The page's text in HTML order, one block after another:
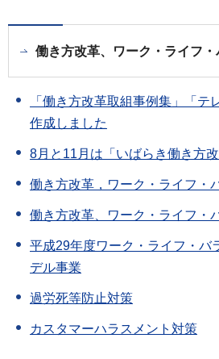
働き方改革、ワーク・ライフ
「働き方改革取組事例集」「テ
作成しました
8月と11月は「いばらき働き方
働き方改革，ワーク・ライフ・
働き方改革、ワーク・ライフ・
平成29年度ワーク・ライフ・バ
デル事業
過労死等防止対策
カスタマーハラスメント対策